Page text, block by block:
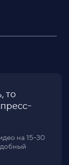
то
на 15-30